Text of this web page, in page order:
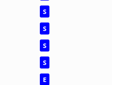
S
S
S
S
E